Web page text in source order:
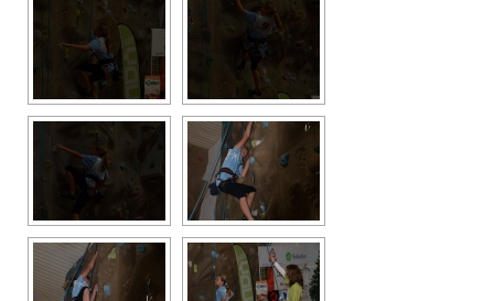
2009
2008
Odkazy
Průvodce
Vzkazy
Bazar